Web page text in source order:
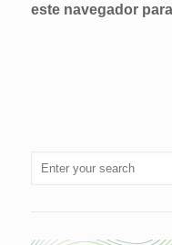
este navegador